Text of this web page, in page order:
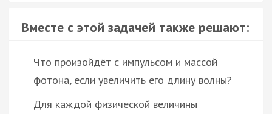
Вместе с этой задачей также решают:
Что произойдёт с импульсом и массой
фотона, если увеличить его длину волны?
Для каждой физической величины